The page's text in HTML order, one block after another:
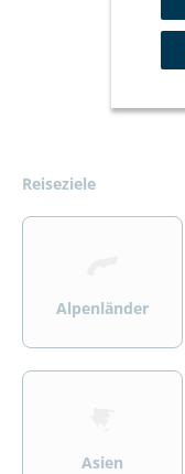
Reiseziele
>
Alpenländer
>
Asien